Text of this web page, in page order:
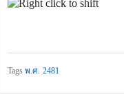
Tagsพ.ศ. 2481